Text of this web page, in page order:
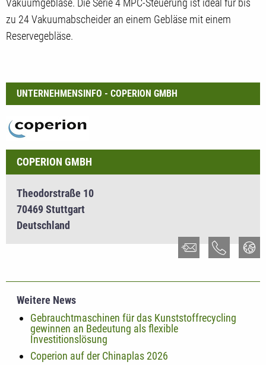
zu 24 Vakuumabscheider an einem Gebläse mit einem
Reservegebläse.
UNTERNEHMENSINFO - COPERION GMBH
COPERION GMBH
Theodorstraße 10
70469 Stuttgart
Deutschland
Weitere News
Gebrauchtmaschinen für das Kunststoffrecycling
gewinnen an Bedeutung als flexible
Investitionslösung
Coperion auf der Chinaplas 2026